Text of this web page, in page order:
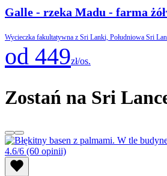
Galle - rzeka Madu - farma
Wycieczka fakultatywna z Sri Lanki, Południowa Sri
od 449zł/os.
Zostań na Sri
4.6/6 (60 opinii)